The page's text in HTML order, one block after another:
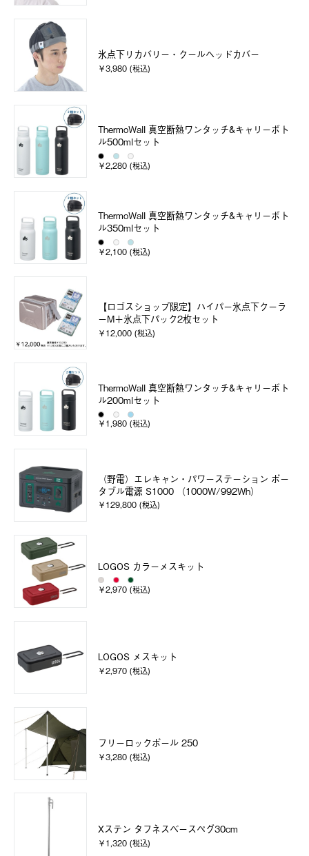
氷点下リカバリー・クールヘッドカバー
￥3,980 (税込)
ThermoWall 真空断熱ワンタッチ&キャリーボト
ル500mlセット
￥2,280 (税込)
ThermoWall 真空断熱ワンタッチ&キャリーボト
ル350mlセット
￥2,100 (税込)
【ロゴスショップ限定】ハイパー氷点下クーラ
ーM＋氷点下パック2枚セット
￥12,000 (税込)
ThermoWall 真空断熱ワンタッチ&キャリーボト
ル200mlセット
￥1,980 (税込)
（野電）エレキャン・パワーステーション ポー
タブル電源 S1000 （1000W/992Wh）
￥129,800 (税込)
LOGOS カラーメスキット
￥2,970 (税込)
LOGOS メスキット
￥2,970 (税込)
フリーロックポール 250
￥3,280 (税込)
Xステン タフネスベースペグ30cm
￥1,320 (税込)